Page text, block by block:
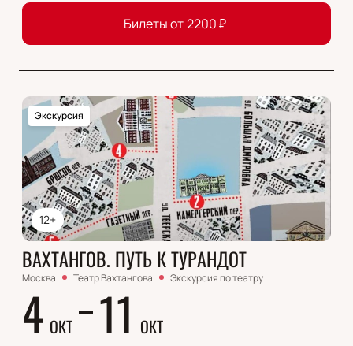
Билеты от2200₽
12+
Экскурсия
ВАХТАНГОВ. ПУТЬ К ТУРАНДОТ
Москва Театр Вахтангова Экскурсия по театру
4 ОКТ 11 ОКТ